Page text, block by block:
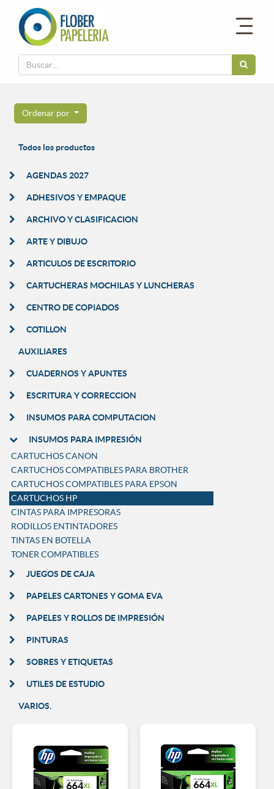
Ordenar por
Todos los productos
AGENDAS 2027
ADHESIVOS Y EMPAQUE
ARCHIVO Y CLASIFICACION
ARTE Y DIBUJO
ARTICULOS DE ESCRITORIO
CARTUCHERAS MOCHILAS Y LUNCHERAS
CENTRO DE COPIADOS
COTILLON
AUXILIARES
CUADERNOS Y APUNTES
ESCRITURA Y CORRECCION
INSUMOS PARA COMPUTACION
INSUMOS PARA IMPRESIÓN
CARTUCHOS CANON
CARTUCHOS COMPATIBLES PARA BROTHER
CARTUCHOS COMPATIBLES PARA EPSON
CARTUCHOS HP
CINTAS PARA IMPRESORAS
RODILLOS ENTINTADORES
TINTAS EN BOTELLA
TONER COMPATIBLES
JUEGOS DE CAJA
PAPELES CARTONES Y GOMA EVA
PAPELES Y ROLLOS DE IMPRESIÓN
PINTURAS
SOBRES Y ETIQUETAS
UTILES DE ESTUDIO
VARIOS.